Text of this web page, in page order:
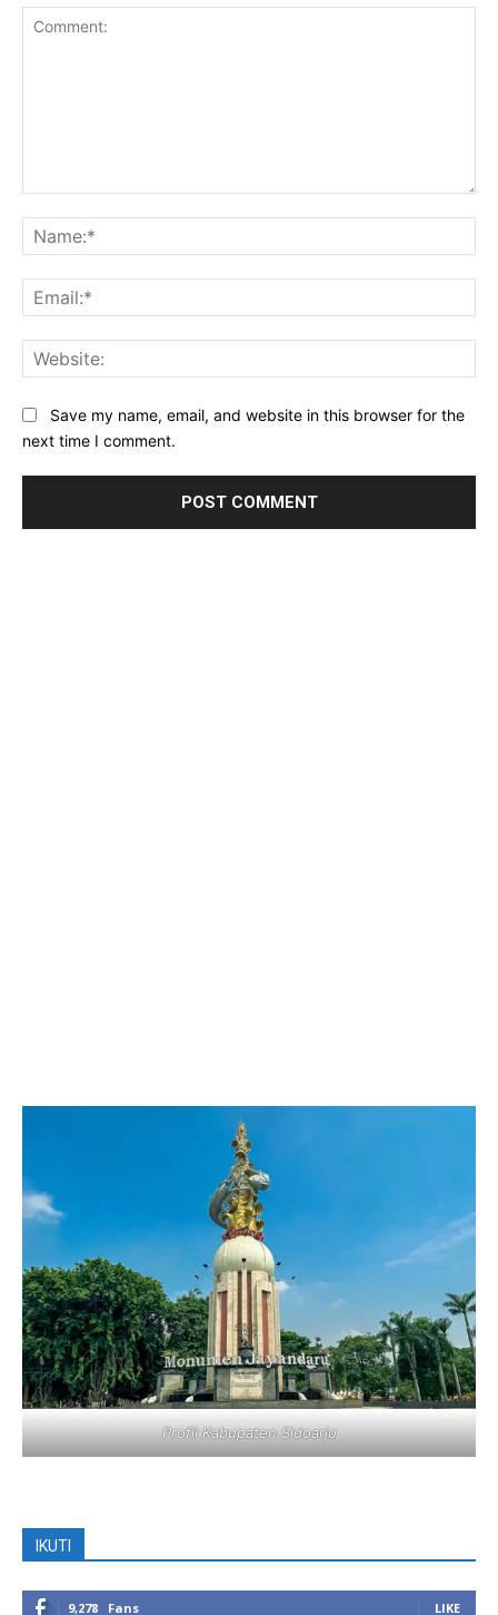
Save my name, email, and website in this browser for the
next time I comment.
Profil Kabupaten Sidoarjo
IKUTI
9,278 Fans LIKE